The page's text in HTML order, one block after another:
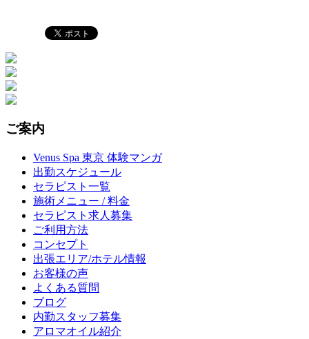
ご案内
Venus Spa 東京 体験マンガ
出勤スケジュール
セラピスト一覧
施術メニュー / 料金
セラピスト求人募集
ご利用方法
コンセプト
出張エリア/ホテル情報
お客様の声
よくある質問
ブログ
内勤スタッフ募集
アロマオイル紹介